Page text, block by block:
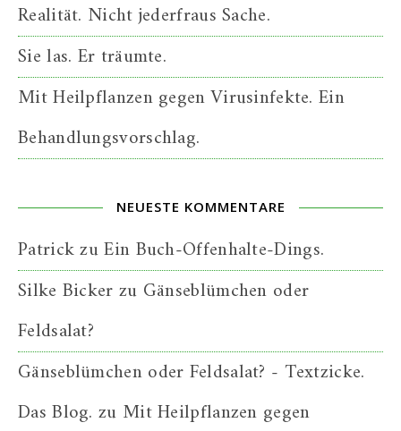
Realität. Nicht jederfraus Sache.
Sie las. Er träumte.
Mit Heilpflanzen gegen Virusinfekte. Ein
Behandlungsvorschlag.
NEUESTE KOMMENTARE
PatrickzuEin Buch-Offenhalte-Dings.
Silke Bickerzu Gänseblümchen oder
Feldsalat?
Gänseblümchen oder Feldsalat? - Textzicke.
Das Blog. zu Mit Heilpflanzen gegen